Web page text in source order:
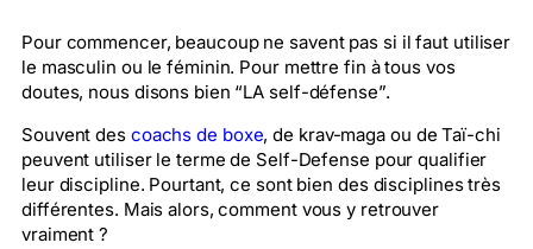
Pour commencer, beaucoup ne savent pas si il faut utiliser
le masculin ou le féminin. Pour mettre fin à tous vos
doutes, nous disons bien “LA self-défense”.
Souvent des coachs de boxe, de krav-maga ou de Taï-chi
peuvent utiliser le terme de Self-Defense pour qualifier
leur discipline. Pourtant, ce sont bien des disciplines très
différentes. Mais alors, comment vous y retrouver
vraiment ?